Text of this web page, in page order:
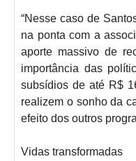
“Nesse caso de
na ponta com a
aporte massivo de
importância das
subsídios de até R$
realizem o sonho da
efeito dos outros
Vidas transformadas